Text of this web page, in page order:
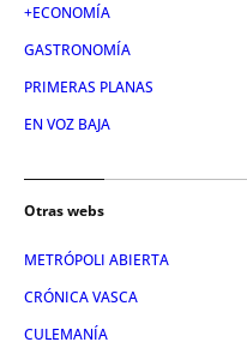
+ECONOMÍA
GASTRONOMÍA
PRIMERAS PLANAS
EN VOZ BAJA
Otras webs
METRÓPOLI ABIERTA
CRÓNICA VASCA
CULEMANÍA